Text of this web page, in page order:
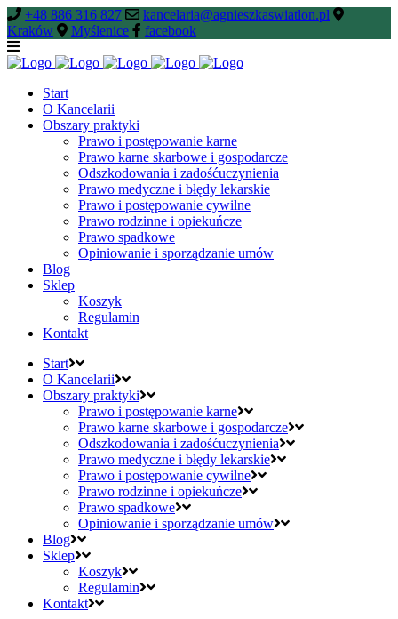
+48 886 316 827
kancelaria@agnieszkaswiatlon.pl
Kraków
Myślenice facebook
Start
O Kancelarii
Obszary praktyki
Prawo i postępowanie karne
Prawo karne skarbowe i gospodarcze
Odszkodowania i zadośćuczynienia
Prawo medyczne i błędy lekarskie
Prawo i postępowanie cywilne
Prawo rodzinne i opiekuńcze
Prawo spadkowe
Opiniowanie i sporządzanie umów
Blog
Sklep
Koszyk
Regulamin
Kontakt
Start
O Kancelarii
Obszary praktyki
Prawo i postępowanie karne
Prawo karne skarbowe i gospodarcze
Odszkodowania i zadośćuczynienia
Prawo medyczne i błędy lekarskie
Prawo i postępowanie cywilne
Prawo rodzinne i opiekuńcze
Prawo spadkowe
Opiniowanie i sporządzanie umów
Blog
Sklep
Koszyk
Regulamin
Kontakt